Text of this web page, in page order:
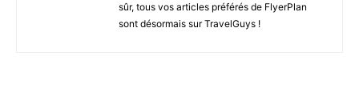
sûr, tous vos articles préférés de FlyerPlan
sont désormais sur TravelGuys !